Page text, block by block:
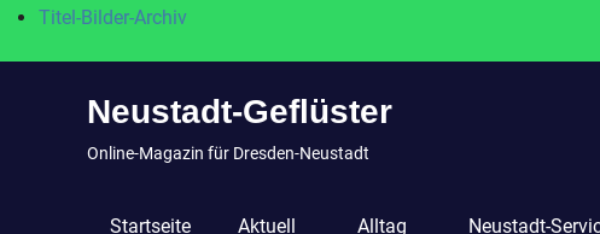
Titel-Bilder-Archiv
Neustadt-Geflüster
Online-Magazin für Dresden-Neustadt
Startseite Aktuell Alltag Neustadt-